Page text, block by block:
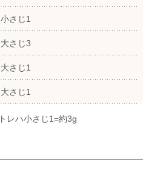
小さじ1
大さじ3
大さじ1
大さじ1
トレハ小さじ1=約3g